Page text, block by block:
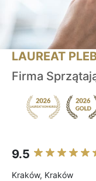
LAUREAT
Firma
9.5
Kraków, Kraków